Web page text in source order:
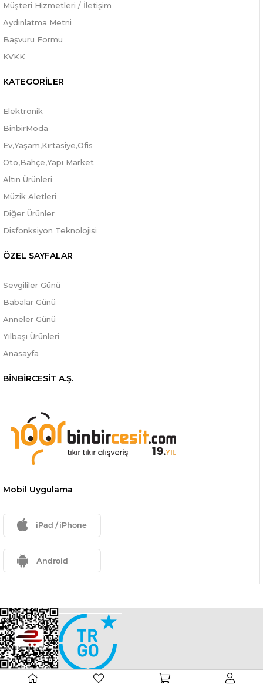
Müşteri Hizmetleri / İletişim
Aydınlatma Metni
Başvuru Formu
KVKK
KATEGORİLER
Elektronik
BinbirModa
Ev,Yaşam,Kırtasiye,Ofis
Oto,Bahçe,Yapı Market
Altın Ürünleri
Müzik Aletleri
Diğer Ürünler
Disfonksiyon Teknolojisi
ÖZEL SAYFALAR
Sevgililer Günü
Babalar Günü
Anneler Günü
Yılbaşı Ürünleri
Anasayfa
BİNBİRCESİT A.Ş.
Mobil Uygulama